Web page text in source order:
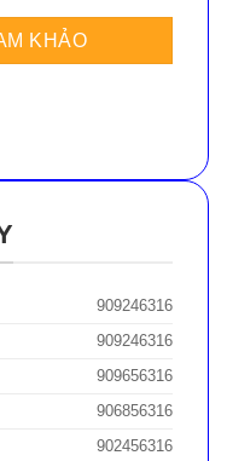
909246316
909246316
909656316
906856316
902456316